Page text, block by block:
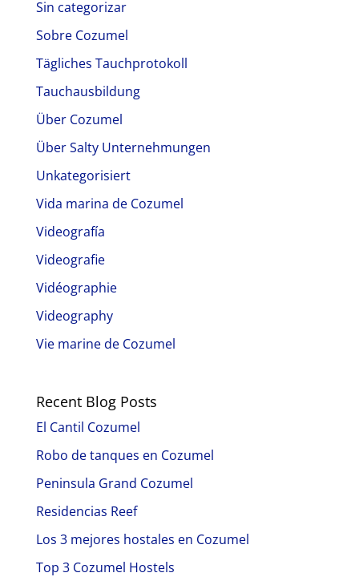
Sin categorizar
Sobre Cozumel
Tägliches Tauchprotokoll
Tauchausbildung
Über Cozumel
Über Salty Unternehmungen
Unkategorisiert
Vida marina de Cozumel
Videografía
Videografie
Vidéographie
Videography
Vie marine de Cozumel
Recent Blog Posts
El Cantil Cozumel
Robo de tanques en Cozumel
Peninsula Grand Cozumel
Residencias Reef
Los 3 mejores hostales en Cozumel
Top 3 Cozumel Hostels